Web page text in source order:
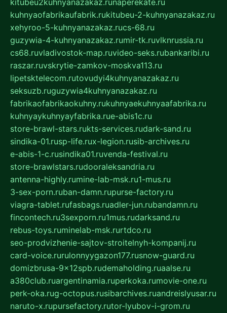
kitubeu2kuhnyanazakaz.runaperekate.ru
kuhnyaofabrikaufabrik.rukitubeu-2-kuhnyanazakaz.ru
xehyroo-5-kuhnyanazakaz.rucs-68.ru
guzywia-4-kuhnyanazakaz.rumir-tk.ruvlknrussia.ru
cs68.ruvladivostok-map.ruvideo-seks.rubankaribi.ru
raszar.ruvskrytie-zamkov-moskva113.ru
lipetsktelecom.rutovudyi4kuhnyanazakaz.ru
seksuzb.ruguzywia4kuhnyanazakaz.ru
fabrikaofabrikaokuhny.rukuhnyaekuhnyaafabrika.ru
kuhnyaykuhnyayfabrika.rue-abis1c.ru
store-brawl-stars.rukts-services.rudark-sand.ru
sindika-01.rusp-life.rux-legion.rusib-archives.ru
e-abis-1-c.rusindika01.ruvenda-festival.ru
store-brawlstars.rudooraleksandria.ru
antenna-highly.rumine-lab-msk.ru1-mus.ru
3-sex-porn.ruban-damn.rupurse-factory.ru
viagra-tablet.rufasbags.ruadler-jun.rubandamn.ru
fincontech.ru3sexporn.ru1mus.rudarksand.ru
rebus-toys.ruminelab-msk.rurtdco.ru
seo-prodvizhenie-sajtov-stroitelnyh-kompanij.ru
card-voice.rurulonnyygazon177.rusnow-guard.ru
domizbrusa-9x12spb.rudemaholding.ruaalse.ru
a380club.ruargentinamia.ruperkoka.rumovie-one.ru
perk-oka.rug-octopus.rusibarchives.ruandreislyusar.ru
naruto-x.rupursefactory.rutor-lyubov-i-grom.ru